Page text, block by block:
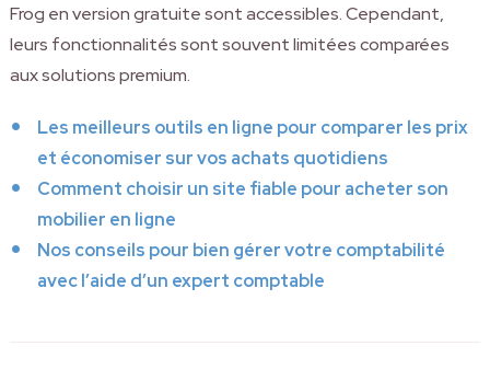
Frog en version gratuite sont accessibles. Cependant,
leurs fonctionnalités sont souvent limitées comparées
aux solutions premium.
Les meilleurs outils en ligne pour comparer les prix
et économiser sur vos achats quotidiens
Comment choisir un site fiable pour acheter son
mobilier en ligne
Nos conseils pour bien gérer votre comptabilité
avec l’aide d’un expert comptable